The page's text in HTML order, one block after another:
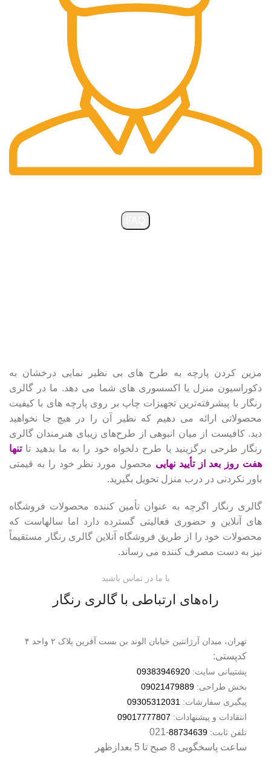
مزین کردن پارچه به طرح های بی نظیر نمایی درخشان به
دکوراسیون منزل یا اکسسوری های شما می دهد. ما در گالری
رنگار با پیشرفته‌ترین تجهیزات چاپ بر روی پارچه های با کیفیت
محصولاتی ارائه می دهیم که نظیر آن را در هیچ جا نخواهید
دید.کافیست از میان انبوهی از طرح‌های زیبای هنرمندان گالری
رنگار طرحی برگزینید یا طرح دلخواه خود را به ما بدهید تا تنها
هفت روز بعد از تأیید نهایی محصول مورد نظر خود را به قیمتی
باور نکردنی در درب منزل تحویل بگیرید.
گالری رنگار اگرچه به عنوان تأمین کننده محصولات فروشگاه
های آنلاین و حضوری فعالیتی گسترده دارد اما سالهاست که
محصولات خود را از طریق فروشگاه آنلاین گالری رنگار مستقیماً
نیز به دست مصرف کننده می رساند.
با ما در تماس باشید
راه‌های ارتباطی با گالری رنگار
تهران، میدان آرژانتین خیابان الوند بن بست آفرین پلاک ۲ واحد ۴
کدپستی:
پشتیبانی سایت: 09383946920
بخش طراحی: 09021479889
پیگیری سفارشات: 09305312031
انتقادات و پیشنهادات: 09017777807
تلفن ثابت: 88734639
-021
ساعت پاسخگویی 8 صبح تا 5 بعدازظهر​